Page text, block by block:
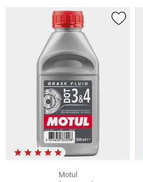
Motul